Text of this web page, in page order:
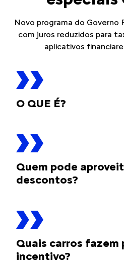
Novo programa do
com juros reduzidos para
aplicativos
O QUE É?
Quem pode
descontos?
Quais carros fazem
incentivo?